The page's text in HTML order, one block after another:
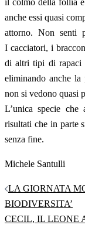
il colmo della follia
anche essi quasi
attorno. Non
I cacciatori, i
di altri tipi di rapaci
eliminando anche
non si vedono quasi
L’unica specie che
risultati che in parte
senza fine.
Michele Santulli
Navigazione
articolo
LA GIORNATA
BIODIVERSITA’
CECIL, IL LEONE